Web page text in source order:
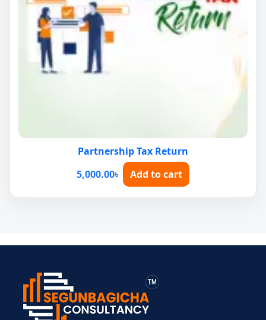
Partnership Tax Return
5,000.00৳ Add to cart
> ব্যক্তিগত আয়কর
> BIN সার্টিফিকেট